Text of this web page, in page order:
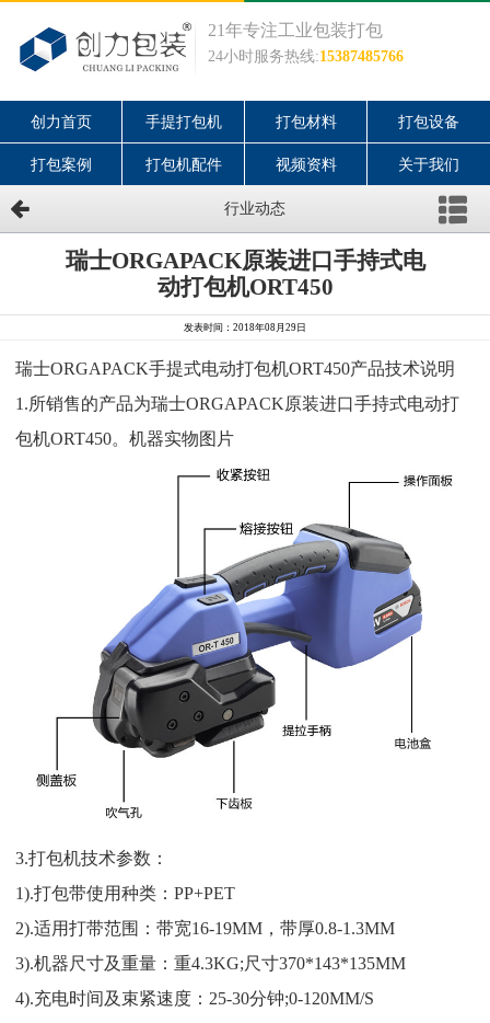
21年专注工业包装打包
24小时服务热线:15387485766
创力首页 手提打包机 打包材料 打包设备
打包案例 打包机配件 视频资料 关于我们
行业动态
瑞士ORGAPACK原装进口手持式电
动打包机ORT450
发表时间：2018年08月29日
瑞士ORGAPACK手提式电动打包机ORT450产品技术说明
1.所销售的产品为瑞士ORGAPACK原装进口手持式电动打
包机ORT450。机器实物图片
3.打包机技术参数：
1).打包带使用种类：PP+PET
2).适用打带范围：带宽16-19MM，带厚0.8-1.3MM
3).机器尺寸及重量：重4.3KG;尺寸370*143*135MM
4).充电时间及束紧速度：25-30分钟;0-120MM/S